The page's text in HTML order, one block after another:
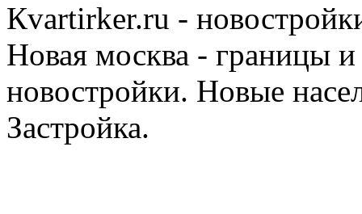
Кvartirker.ru -
Новая москва - границы
новостройки. Новые
Застройка.